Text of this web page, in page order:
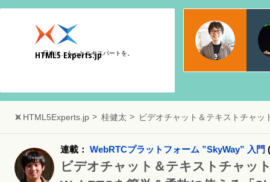
HTML5 Experts.jp
日本に、もっとエキスパートを。
物
日本
Web
HTML5Experts.jp 桂健太 ビデオチャット＆テキストチャッ
ビデオチャット＆テキストチャッ
連載： WebRTCプラットフォーム ”SkyWay” 入門